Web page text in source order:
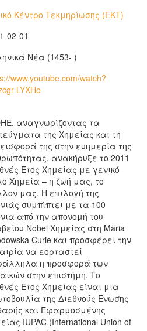
Κέντρο Τεκμηρίωσης (ΕΚΤ)
02-01
Νέα (1453- )
www.youtube.com/watch?
LYXHo
αναγνωρίζοντας τα
της Χημείας και τη
της στην ευημερία της
ανακήρυξε το 2011
Έτος Χημείας με γενικό
Χημεία – η ζωή μας, το
μας. Η επιλογή της
συμπίπτει με τα 100
από την απονομή του
Nobel Χημείας στη Maria
Curie και προσφέρει την
να εορταστεί
η προσφορά των
στην επιστήμη. Το
Έτος Χημείας είναι μια
της Διεθνούς Ένωσης
και Εφαρμοσμένης
IUPAC (International Union of